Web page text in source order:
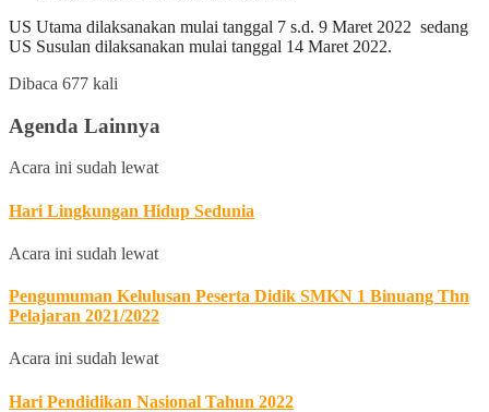
US Utama dilaksanakan mulai tanggal 7 s.d. 9 Maret 2022 sedang
US Susulan dilaksanakan mulai tanggal 14 Maret 2022.
Dibaca 677 kali
Agenda Lainnya
Acara ini sudah lewat
Hari Lingkungan Hidup Sedunia
Acara ini sudah lewat
Pengumuman Kelulusan Peserta Didik SMKN 1 Binuang Thn
Pelajaran 2021/2022
Acara ini sudah lewat
Hari Pendidikan Nasional Tahun 2022